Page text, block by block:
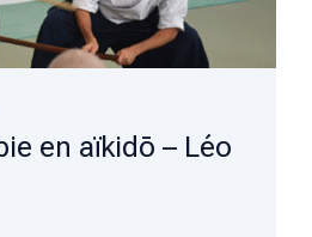
en aïkidō – Léo